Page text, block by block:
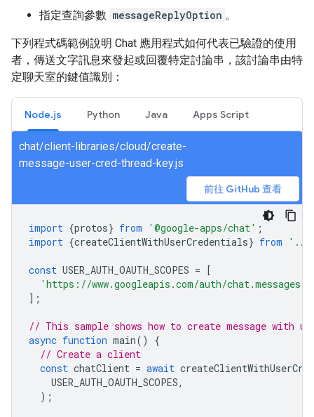
指定查詢參數 messageReplyOption 。
下列程式碼範例說明 Chat 應用程式如何代表已驗證的使用
者，傳送文字訊息來發起或回覆特定討論串，該討論串由特
定聊天室的鍵值識別：
Node.js Python Java Apps Script
chat/client-libraries/cloud/create-
message-user-cred-thread-key.js
前往 GitHub 查看
import {protos} from '@google-apps/chat' ;
import {createClientWithUserCredentials} from './
const USER_AUTH_OAUTH_SCOPES =
[
'https://www.googleapis.com/auth/
];
// This sample shows how to create message with
async function main()
{
// Create a client
const chatClient = await
USER_AUTH_OAUTH_SCOPES,
);